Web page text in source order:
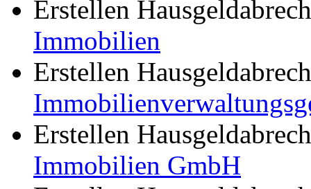
Erstellen
Immobilien
Erstellen
Erstellen
Immobilien GmbH